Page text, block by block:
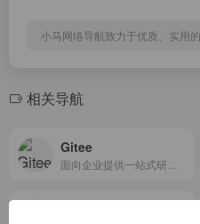
小马网络导航致力于优质、实用
相关导航
Gitee